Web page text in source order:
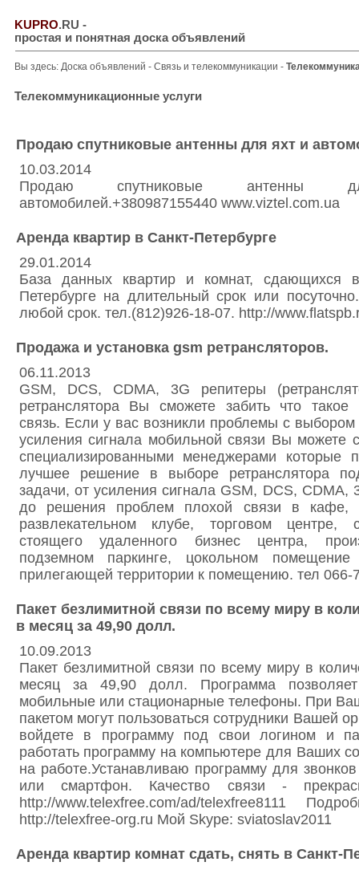
KUPRO.RU -
простая и понятная доска объявлений
Вы здесь: Доска объявлений - Связь и телекоммуникации -
Телекоммуникационные услуги
Продаю спутниковые антенны для яхт и
10.03.2014
Продаю спутниковые
автомобилей.+380987155440 www.viztel.com.ua
Аренда квартир в Санкт-Петербурге
29.01.2014
База данных квартир и комнат, сдающихся
Петербурге на длительный срок или
любой срок. тел.(812)926-18-07. http://
Продажа и установка gsm ретрансляторов.
06.11.2013
GSM, DCS, CDMA, 3G репитеры
ретранслятора Вы сможете забить что такое
связь. Если у вас возникли проблемы с выбором
усиления сигнала мобильной связи Вы можете
специализированными менеджерами которые
лучшее решение в выборе ретранслятора
задачи, от усиления сигнала GSM, DCS, CDMA,
до решения проблем плохой связи в кафе,
развлекательном клубе, торговом центре,
стоящего удаленного бизнес центра,
подземном паркинге, цокольном
прилегающей территории к помещению. тел 066-
Пакет безлимитной связи по всему миру в
в месяц за 49,90 долл.
10.09.2013
Пакет безлимитной связи по всему миру в
месяц за 49,90 долл. Программа
мобильные или стационарные телефоны. При
пакетом могут пользоваться сотрудники Вашей
войдете в программу под свои логином и
работать программу на компьютере для Ваших
на работе.Устанавливаю программу для
или смартфон. Качество связи -
http://www.telexfree.com/ad/telexfree8111
http://telexfree-org.ru Мой Skype: sviatoslav2011
Аренда квартир комнат сдать, снять в Санкт-